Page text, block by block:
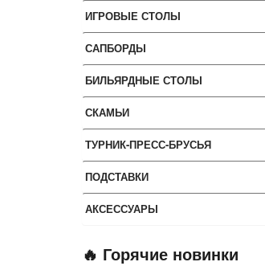
ИГРОВЫЕ СТОЛЫ
САПБОРДЫ
БИЛЬЯРДНЫЕ СТОЛЫ
СКАМЬИ
ТУРНИК-ПРЕСС-БРУСЬЯ
ПОДСТАВКИ
АКСЕССУАРЫ
🔥 Горячие новинки